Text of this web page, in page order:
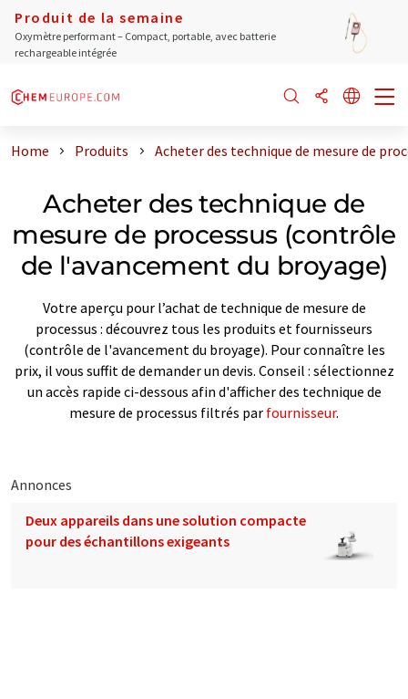
Produit de la semaine
Oxymètre performant – Compact, portable, avec batterie
rechargeable intégrée
Home Produits Acheter des technique de mesure de
Acheter des technique de
mesure de processus (contrôle
de l'avancement du broyage)
Votre aperçu pour l’achat de technique de mesure de
processus : découvrez tous les produits et fournisseurs
(contrôle de l'avancement du broyage). Pour connaître les
prix, il vous suffit de demander un devis. Conseil : sélectionnez
un accès rapide ci-dessous afin d'afficher des technique de
mesure de processus filtrés par fournisseur.
Annonces
Deux appareils dans une solution compacte
pour des échantillons exigeants